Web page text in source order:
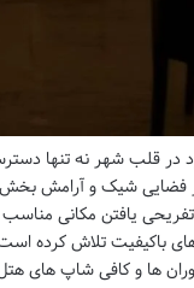
در قلب شهر نه تنها
فضایی شیک و آرامش بخش
یافتن مکانی
باکیفیت تلاش کرده
ها و کافی شاپ های